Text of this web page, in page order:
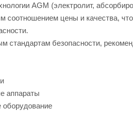
AGM (электролит,
соотношением цены и качества,
стандартам безопасности,
аппараты
оборудование